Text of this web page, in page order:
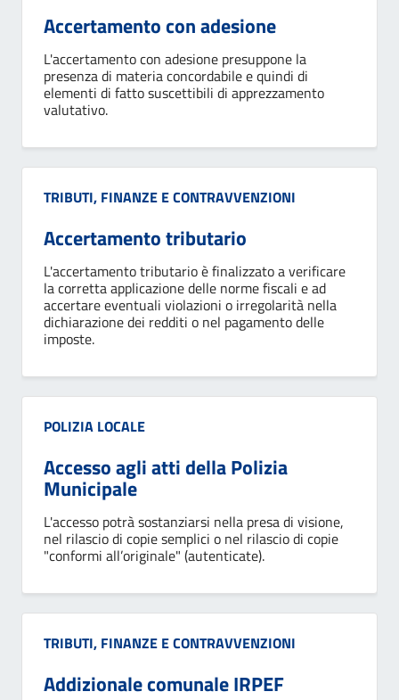
Accertamento con adesione
L'accertamento con adesione presuppone la
presenza di materia concordabile e quindi di
elementi di fatto suscettibili di apprezzamento
valutativo.
Categoria:
TRIBUTI, FINANZE E CONTRAVVENZIONI
Accertamento tributario
L'accertamento tributario è finalizzato a verificare
la corretta applicazione delle norme fiscali e ad
accertare eventuali violazioni o irregolarità nella
dichiarazione dei redditi o nel pagamento delle
imposte.
Categoria:
POLIZIA LOCALE
Accesso agli atti della Polizia
Municipale
L'accesso potrà sostanziarsi nella presa di visione,
nel rilascio di copie semplici o nel rilascio di copie
"conformi all’originale" (autenticate).
Categoria:
TRIBUTI, FINANZE E CONTRAVVENZIONI
Addizionale comunale IRPEF